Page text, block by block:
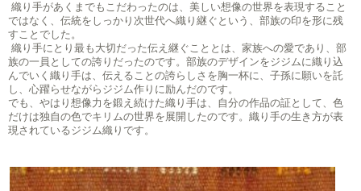
織り手があくまでもこだわったのは、美しい想像の世界を表現すること
ではなく、伝統をしっかり次世代へ織り継ぐという、部族の印を形に残
すことでした。
織り手にとり最も大切だった伝え継ぐこととは、家族への愛であり、部
族の一員としての誇りだったのです。部族のデザインをジジムに織り込
んでいく織り手は、伝えることの誇らしさを胸一杯に、子孫に願いを託
し、心躍らせながらジジム作りに励んだのです。
でも、やはり想像力を鍛え続けた織り手は、自分の作品の証として、色
だけは独自の色でキリムの世界を展開したのです。織り手の生き方が表
現されているジジム織りです。